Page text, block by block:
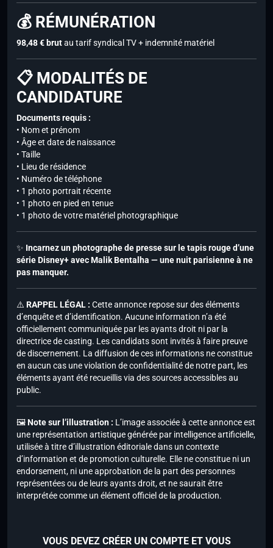
💰 RÉMUNÉRATION
98,48 € brutau tarif syndical TV + indemnité matériel
📋 MODALITÉS DE
CANDIDATURE
Documents requis :
• Nom et prénom
• Âge et date de naissance
• Taille
• Lieu de résidence
• Numéro de téléphone
• 1 photo portrait récente
• 1 photo en pied en tenue
• 1 photo de votre matériel photographique
✨ Incarnez un photographe de presse sur le tapis rouge d’une
série Disney+ avec Malik Bentalha — une nuit parisienne à ne
pas manquer.
⚠️ RAPPEL LÉGAL : Cette annonce repose sur des éléments
d’enquête et d’identification. Aucune information n’a été
officiellement communiquée par les ayants droit ni par la
directrice de casting. Les candidats sont invités à faire preuve
de discernement. La diffusion de ces informations ne constitue
en aucun cas une violation de confidentialité de notre part, les
éléments ayant été recueillis via des sources accessibles au
public.
🖼️Note sur l’illustration : L’image associée à cette annonce est
une représentation artistique générée par intelligence artificielle,
utilisée à titre d’illustration éditoriale dans un contexte
d’information et de promotion culturelle. Elle ne constitue ni un
endorsement, ni une approbation de la part des personnes
représentées ou de leurs ayants droit, et ne saurait être
interprétée comme un élément officiel de la production.
VOUS DEVEZ CRÉER UN COMPTE ET VOUS